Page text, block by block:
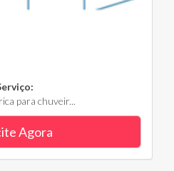
para chuveir...
Agora